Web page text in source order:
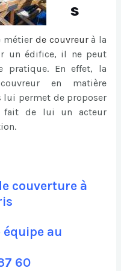
s
métier de couvreur à la
un édifice, il ne peut
pratique. En effet, la
en matière
lui permet de proposer
fait de lui un acteur
couverture à
au
60